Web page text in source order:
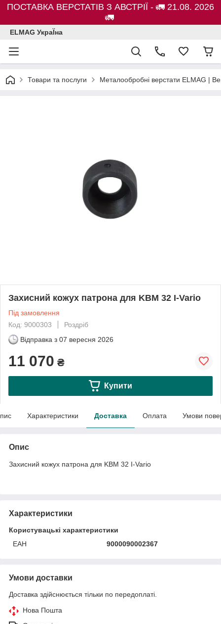
ПОСТАВКА ВЕРСТАТІВ З АВСТРІЇ - 🚛 21.08. 2026
🚛
ELMAG УкраЇна
Товари та послуги Металообробні верстати ELMAG |
Захисний кожух патрона для KBM 32 I-Vario
Під замовлення
Код: 9000303
Роздріб
Відправка з 07 вересня 2026
11 070 ₴
Купити
Характеристики Доставка Оплата Умови
Опис
Захисний кожух патрона для KBM 32 I-Vario
Характеристики
Користувацькі характеристики
ЕАН
9000090002367
Умови доставки
Доставка здійснюється тільки по передоплаті.
Нова Пошта